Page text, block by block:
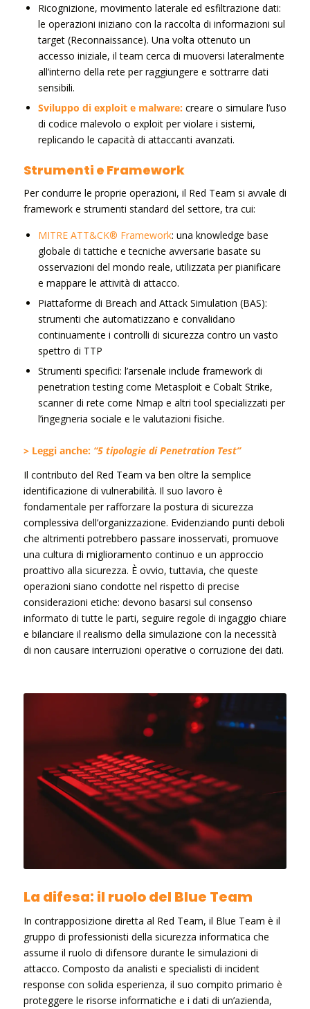
Ricognizione, movimento laterale ed esfiltrazione dati:
le operazioni iniziano con la raccolta di informazioni sul
target (Reconnaissance). Una volta ottenuto un
accesso iniziale, il team cerca di muoversi lateralmente
all’interno della rete per raggiungere e sottrarre dati
sensibili.
Sviluppo di exploit e malware:creare o simulare l’uso
di codice malevolo o exploit per violare i sistemi,
replicando le capacità di attaccanti avanzati.
Strumenti e Framework
Per condurre le proprie operazioni, il Red Team si avvale di
framework e strumenti standard del settore, tra cui:
MITRE ATT&CK® Framework: una knowledge base
globale di tattiche e tecniche avversarie basate su
osservazioni del mondo reale, utilizzata per pianificare
e mappare le attività di attacco.
Piattaforme di Breach and Attack Simulation (BAS):
strumenti che automatizzano e convalidano
continuamente i controlli di sicurezza contro un vasto
spettro di TTP
Strumenti specifici: l’arsenale include framework di
penetration testing come Metasploit e Cobalt Strike,
scanner di rete come Nmap e altri tool specializzati per
l’ingegneria sociale e le valutazioni fisiche.
> Leggi anche: “5 tipologie di Penetration Test”
Il contributo del Red Team va ben oltre la semplice
identificazione di vulnerabilità. Il suo lavoro è
fondamentale per rafforzare la postura di sicurezza
complessiva dell’organizzazione. Evidenziando punti deboli
che altrimenti potrebbero passare inosservati, promuove
una cultura di miglioramento continuo e un approccio
proattivo alla sicurezza. È ovvio, tuttavia, che queste
operazioni siano condotte nel rispetto di precise
considerazioni etiche: devono basarsi sul consenso
informato di tutte le parti, seguire regole di ingaggio chiare
e bilanciare il realismo della simulazione con la necessità
di non causare interruzioni operative o corruzione dei dati.
La difesa: il ruolo del Blue Team
In contrapposizione diretta al Red Team, il Blue Team è il
gruppo di professionisti della sicurezza informatica che
assume il ruolo di difensore durante le simulazioni di
attacco. Composto da analisti e specialisti di incident
response con solida esperienza, il suo compito primario è
proteggere le risorse informatiche e i dati di un’azienda,